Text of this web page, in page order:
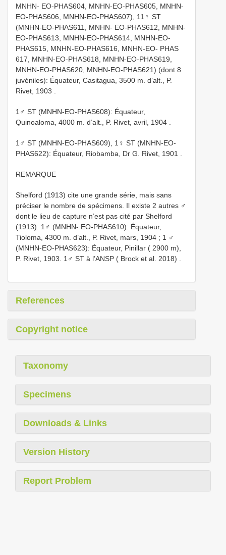
MNHN- EO-PHAS604, MNHN-EO-PHAS605, MNHN-
EO-PHAS606, MNHN-EO-PHAS607), 11♀ ST
(MNHN-EO-PHAS611, MNHN- EO-PHAS612, MNHN-
EO-PHAS613, MNHN-EO-PHAS614, MNHN-EO-
PHAS615, MNHN-EO-PHAS616, MNHN-EO- PHAS
617, MNHN-EO-PHAS618, MNHN-EO-PHAS619,
MNHN-EO-PHAS620, MNHN-EO-PHAS621) (dont 8
juvéniles): Équateur, Casitagua, 3500 m. d’alt., P.
Rivet, 1903
1♂ ST (MNHN-EO-PHAS608): Équateur,
Quinoaloma, 4000 m. d’alt., P. Rivet, avril, 1904
1♂ ST (MNHN-EO-PHAS609), 1♀ ST (MNHN-EO-
PHAS622): Équateur, Riobamba, Dr G. Rivet, 1901
REMARQUE
Shelford (1913) cite une grande série, mais sans
préciser le nombre de spécimens. Il existe 2 autres ♂
dont le lieu de capture n’est pas cité par Shelford
(1913): 1♂ (MNHN- EO-PHAS610): Équateur,
Tioloma, 4300 m. d’alt., P. Rivet, mars, 1904 ; 1 ♂
(MNHN-EO-PHAS623): Équateur, Pinillar ( 2900 m),
P. Rivet, 1903. 1♂ ST à l’ANSP ( Brock et al. 2018)
References
Copyright notice
Taxonomy
Specimens
Downloads & Links
Version History
Report Problem